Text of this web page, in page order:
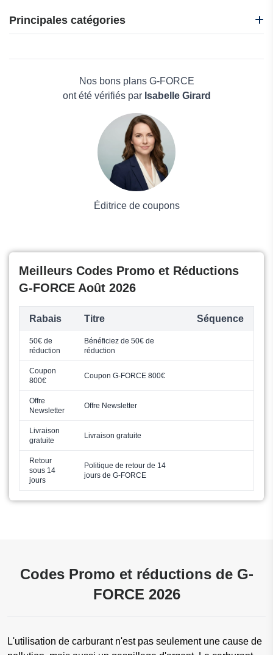
FC Moto
G-FORCE
WegoBoard
Principales catégories
Maison & JardinNos bons plans G-FORCE
ont été vérifiés par Isabelle Girard
Éditrice de coupons
Meilleurs Codes Promo et Réductions
G-FORCE Août 2026
Rabais Titre Séquence
50€ de
réduction
Bénéficiez de 50€ de
réduction
Coupon
800€
Coupon G-FORCE 800€
Offre
Newsletter
Offre Newsletter
Livraison
gratuite
Livraison gratuite
Retour
sous 14
jours
Politique de retour de 14
jours de G-FORCE
Codes Promo et réductions de G-
FORCE 2026
L'utilisation de carburant n'est pas seulement une cause de